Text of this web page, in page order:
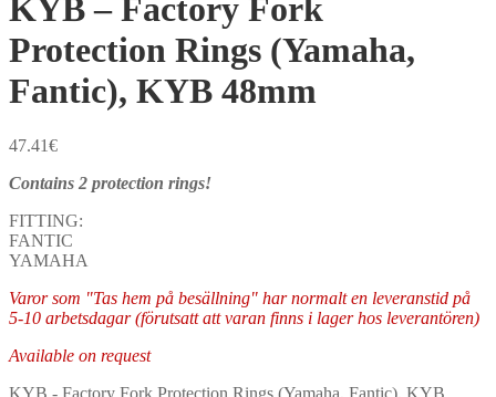
KYB – Factory Fork
Protection Rings (Yamaha,
Fantic), KYB 48mm
47.41€
Contains 2 protection rings!
FITTING:
FANTIC
YAMAHA
Varor som "Tas hem på besällning" har normalt en leveranstid på
5-10 arbetsdagar (förutsatt att varan finns i lager hos leverantören)
Available on request
KYB - Factory Fork Protection Rings (Yamaha, Fantic), KYB